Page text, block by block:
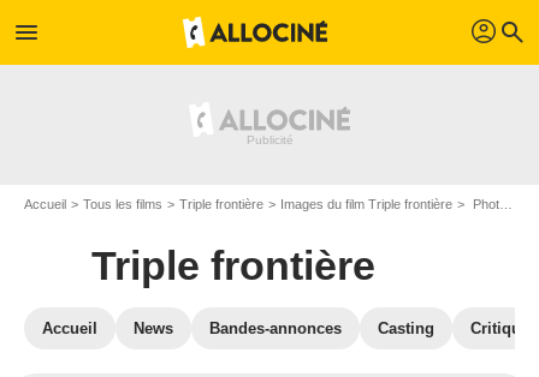
menu profil search
Accueil Tous les films Triple frontière Images du film Triple frontière Photo du film Triple frontière - Photo 12
Triple frontière
Accueil News Bandes-annonces Casting